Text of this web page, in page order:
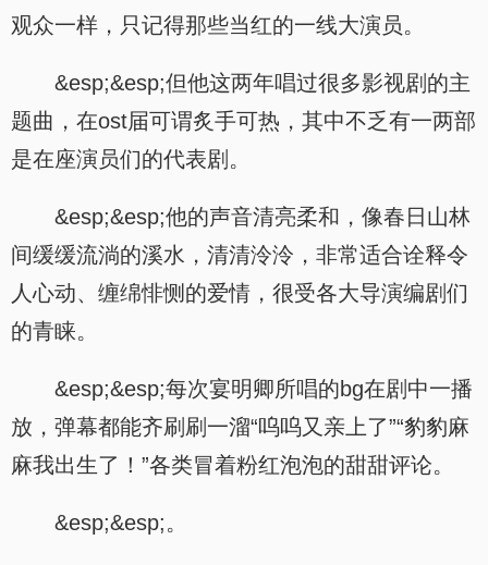
观众一样，只记得那些当红的一线大演员。
&esp;&esp;但他这两年唱过很多影视剧的主
题曲，在ost届可谓炙手可热，其中不乏有一两部
是在座演员们的代表剧。
&esp;&esp;他的声音清亮柔和，像春日山林
间缓缓流淌的溪水，清清泠泠，非常适合诠释令
人心动、缠绵悱恻的爱情，很受各大导演编剧们
的青睐。
&esp;&esp;每次宴明卿所唱的bg在剧中一播
放，弹幕都能齐刷刷一溜“呜呜又亲上了”“豹豹麻
麻我出生了！”各类冒着粉红泡泡的甜甜评论。
&esp;&esp;。